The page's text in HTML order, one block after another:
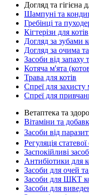
Догляд та гігієна
Шампуні та
Гребінці та
Кігтерізи для котів
Догляд за зубами
Догляд за очима
Засоби від запаху
Котяча м'ята
Трава для котів
Спреї для захисту
Спреї для
Ветаптека та
Вітаміни та
Засоби від
Регуляція
Заспокійливі
Антибіотики для
Засоби для очей та
Засоби для ШКТ
Засоби для